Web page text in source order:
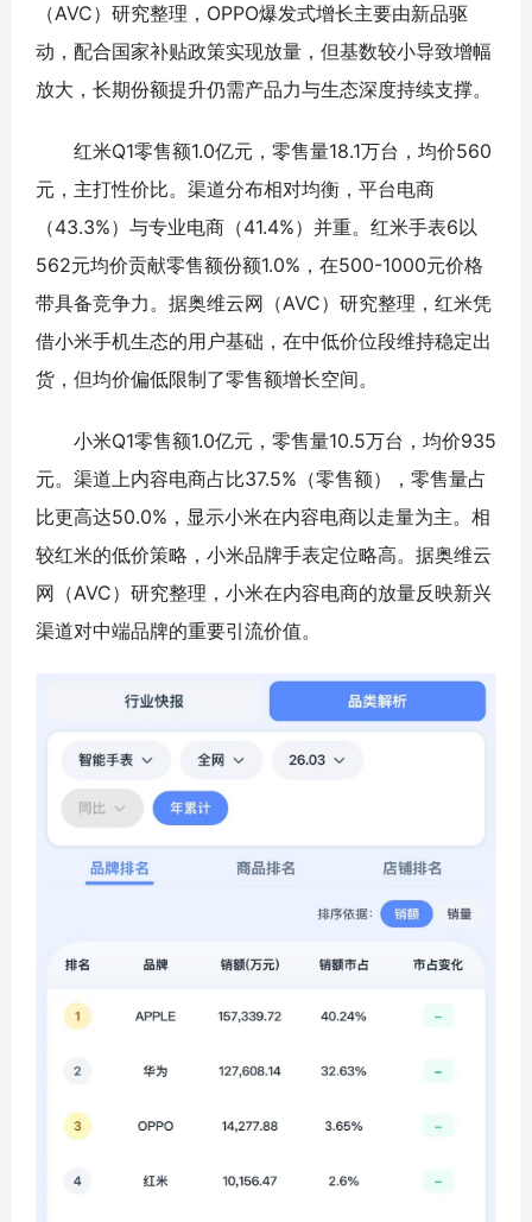
（AVC）研究整理，OPPO爆发式增长主要由新品驱
动，配合国家补贴政策实现放量，但基数较小导致增幅
放大，长期份额提升仍需产品力与生态深度持续支撑。
红米Q1零售额1.0亿元，零售量18.1万台，均价560
元，主打性价比。渠道分布相对均衡，平台电商
（43.3%）与专业电商（41.4%）并重。红米手表6以
562元均价贡献零售额份额1.0%，在500-1000元价格
带具备竞争力。据奥维云网（AVC）研究整理，红米凭
借小米手机生态的用户基础，在中低价位段维持稳定出
货，但均价偏低限制了零售额增长空间。
小米Q1零售额1.0亿元，零售量10.5万台，均价935
元。渠道上内容电商占比37.5%（零售额），零售量占
比更高达50.0%，显示小米在内容电商以走量为主。相
较红米的低价策略，小米品牌手表定位略高。据奥维云
网（AVC）研究整理，小米在内容电商的放量反映新兴
渠道对中端品牌的重要引流价值。